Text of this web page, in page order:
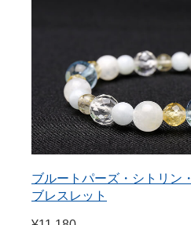
ブルートパーズ・シトリン
ブレスレット